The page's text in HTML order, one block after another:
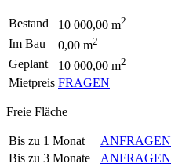
Bestand 10 000,00 m2
Im Bau 0,00 m2
Geplant 10 000,00 m2
Mietpreis FRAGEN
Freie Fläche
Bis zu 1 Monat
ANFRAGEN
Bis zu 3 Monate
ANFRAGEN